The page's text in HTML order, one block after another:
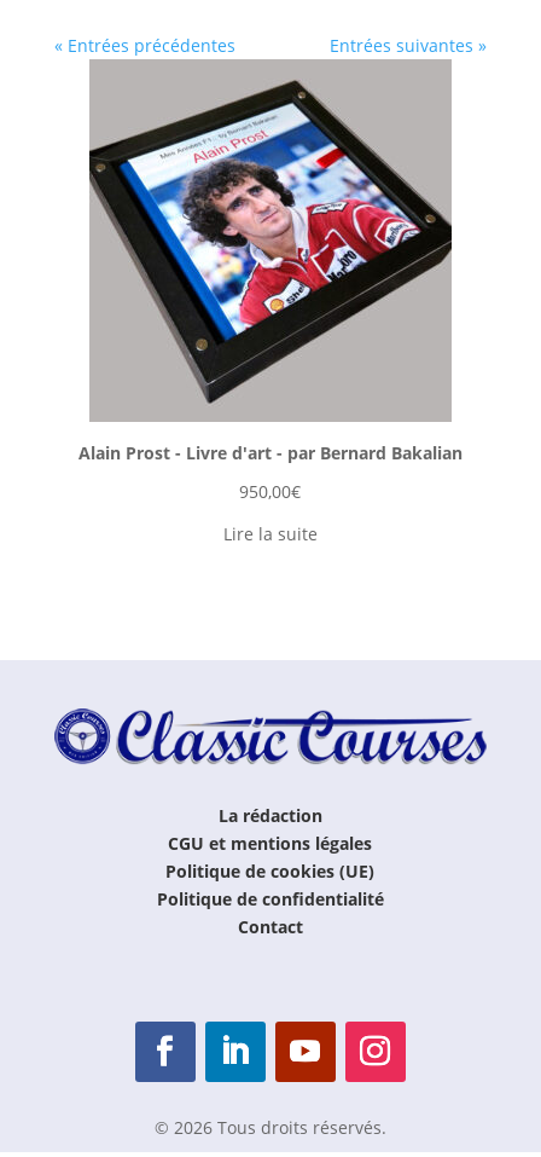
« Entrées précédentes Entrées suivantes »
Alain Prost - Livre d'art - par Bernard Bakalian
950,00€
Lire la suite
La rédaction
CGU et mentions légales
Politique de cookies (UE)
Politique de confidentialité
Contact
© 2026 Tous droits réservés.